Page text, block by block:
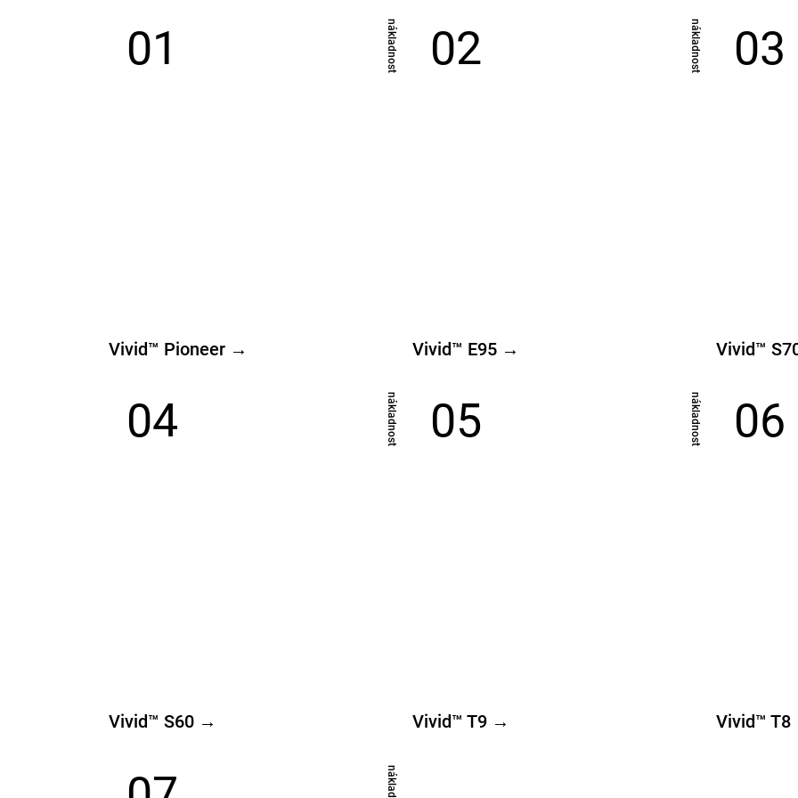
01 ​nákladnost
Vivid™ Pioneer →
02 ​nákladnost
Vivid™ E95 →
03
Vivid™
04 ​nákladnost
Vivid™ S60 →
05 ​nákladnost
Vivid™ T9 →
06
Vivid™ T8